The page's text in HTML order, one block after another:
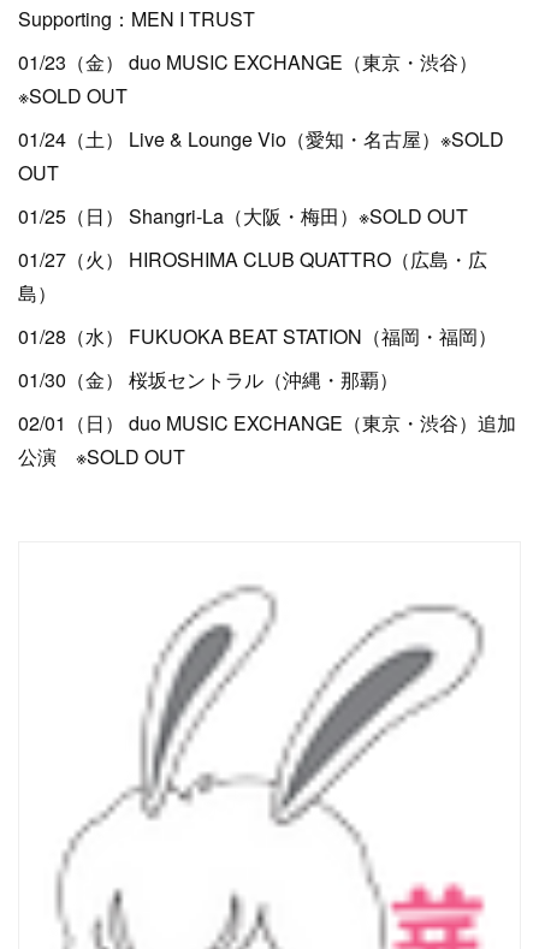
Supporting：MEN I TRUST
01/23（金） duo MUSIC EXCHANGE（東京・渋谷）
※SOLD OUT
01/24（土） Live & Lounge Vio（愛知・名古屋）※SOLD
OUT
01/25（日） Shangri-La（大阪・梅田）※SOLD OUT
01/27（火） HIROSHIMA CLUB QUATTRO（広島・広
島）
01/28（水） FUKUOKA BEAT STATION（福岡・福岡）
01/30（金） 桜坂セントラル（沖縄・那覇）
02/01（日） duo MUSIC EXCHANGE（東京・渋谷）追加
公演 ※SOLD OUT